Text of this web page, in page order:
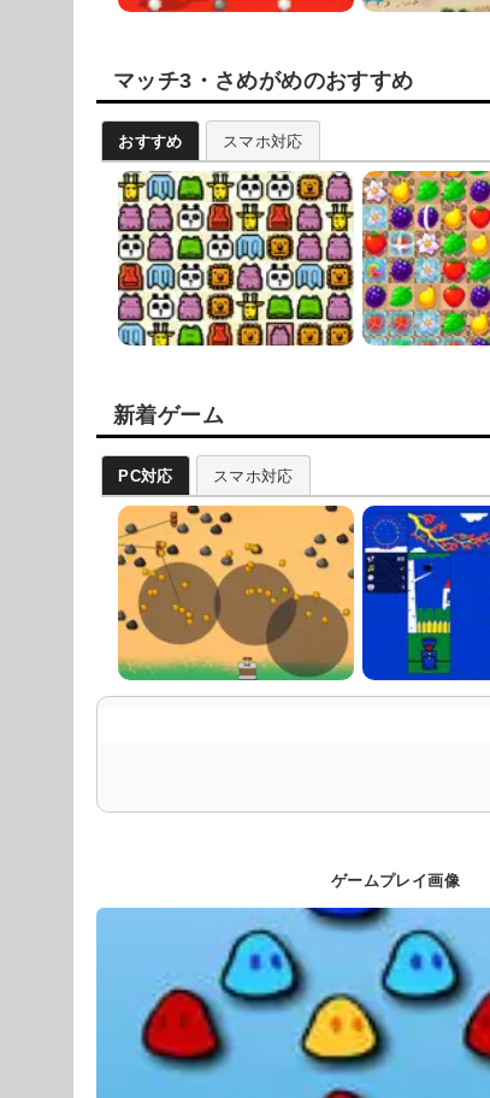
マッチ3・さめがめのおすすめ
おすすめ スマホ対応
新着ゲーム
PC対応 スマホ対応
ゲームプレイ画像